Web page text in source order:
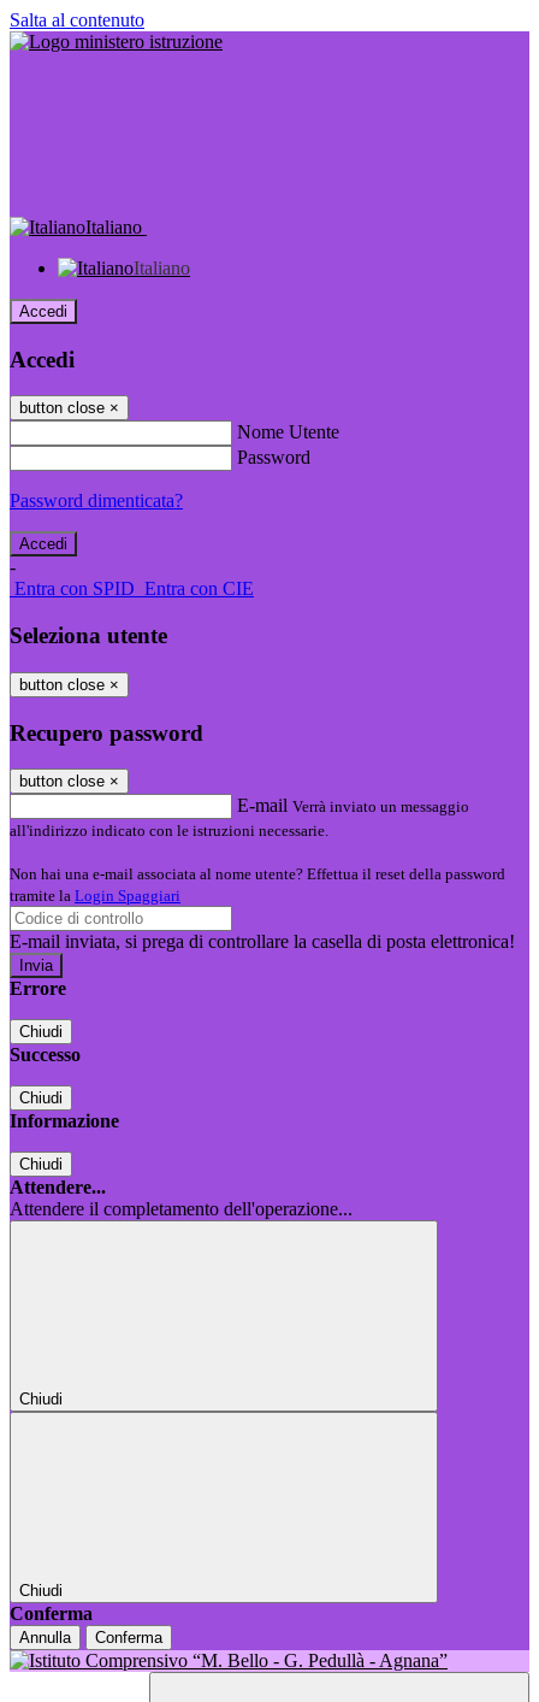
Salta al contenuto
Italiano
Italiano
Accedi
Accedi
button close ×
Nome Utente
Password
Password dimenticata?
-
Entra con SPID Entra con CIE
Seleziona utente
button close ×
Recupero password
button close ×
E-mail Verrà inviato un messaggio
all'indirizzo indicato con le istruzioni necessarie.
Non hai una e-mail associata al nome utente? Effettua il reset della password
tramite la Login Spaggiari
E-mail inviata, si prega di controllare la casella di posta elettronica!
Errore
Chiudi
Successo
Chiudi
Informazione
Chiudi
Attendere...
Attendere il completamento dell'operazione...
Chiudi
Chiudi
Conferma
Annulla Conferma